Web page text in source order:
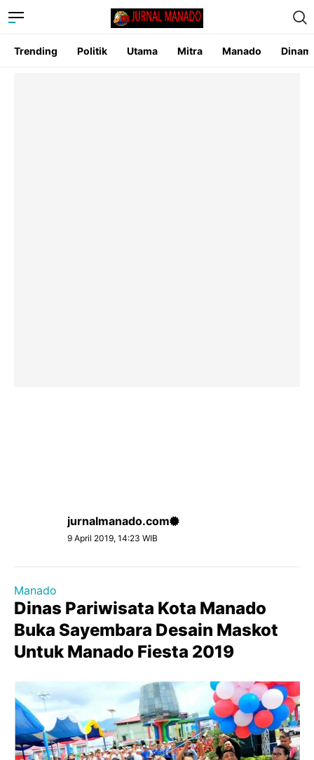
Trending Politik Utama Mitra Manado
jurnalmanado.com
9 April 2019, 14:23 WIB
Manado
Dinas Pariwisata Kota Manado
Buka Sayembara Desain Maskot
Untuk Manado Fiesta 2019